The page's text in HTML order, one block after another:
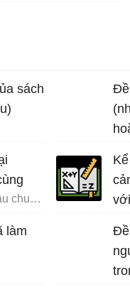
sách
Vào vai Giôn-xi kể lại câu chuyện Chiếc lá cuối cùng
làm
Đề